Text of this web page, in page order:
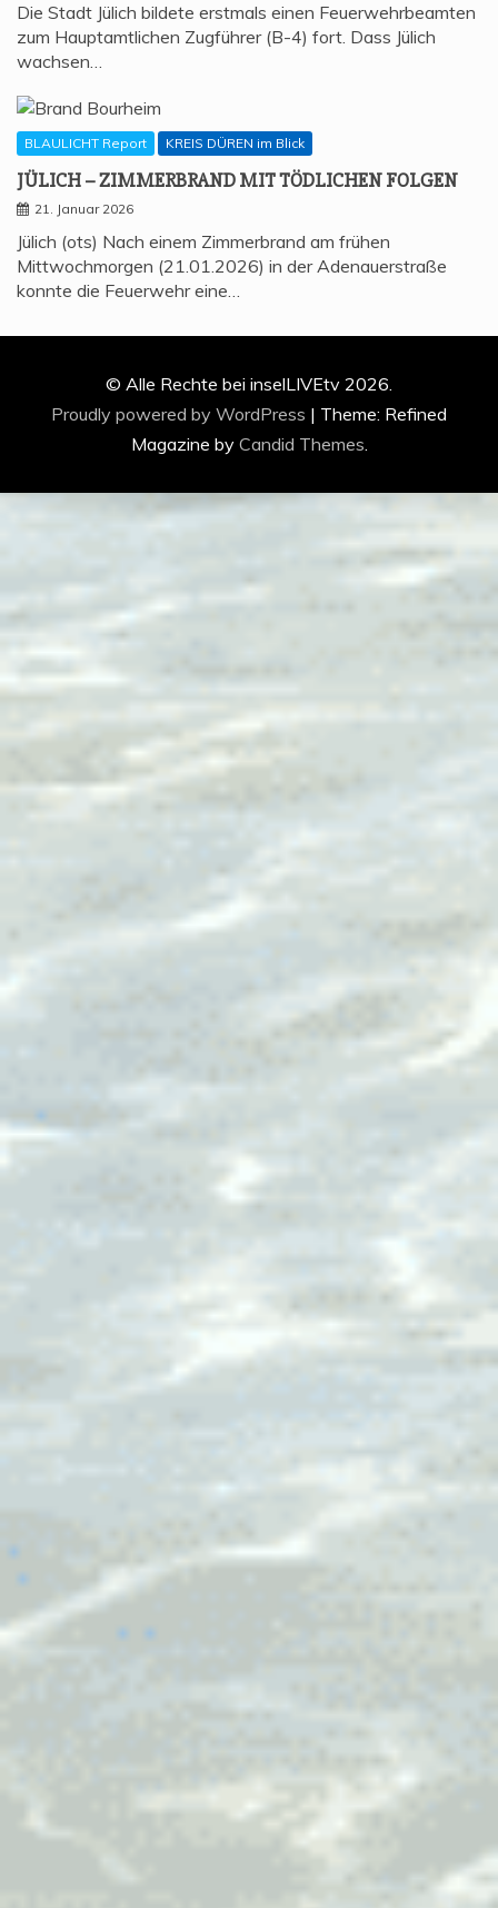
Die Stadt Jülich bildete erstmals einen Feuerwehrbeamten
zum Hauptamtlichen Zugführer (B-4) fort. Dass Jülich
wachsen…
BLAULICHT Report KREIS DÜREN im Blick
JÜLICH – ZIM­MER­BRAND MIT TÖD­LI­CHEN FOLGEN
21. Januar 2026
Jülich (ots) Nach einem Zimmerbrand am frühen
Mittwochmorgen (21.01.2026) in der Adenauerstraße
konnte die Feuerwehr eine…
© Alle Rechte bei inselLIVEtv 2026.
Proudly powered by WordPress | Theme: Refined
Magazine by Candid Themes.